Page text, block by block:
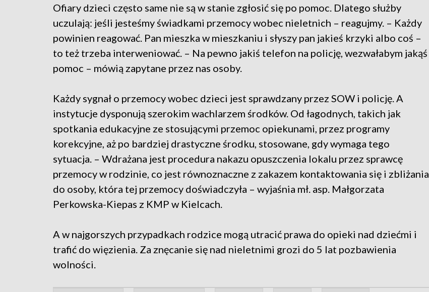
Ofiary dzieci często same nie są w stanie zgłosić się po pomoc. Dlatego służby
uczulają: jeśli jesteśmy świadkami przemocy wobec nieletnich – reagujmy. – Każdy
powinien reagować. Pan mieszka w mieszkaniu i słyszy pan jakieś krzyki albo coś –
to też trzeba interweniować. – Na pewno jakiś telefon na policję, wezwałabym jakąś
pomoc – mówią zapytane przez nas osoby.
Każdy sygnał o przemocy wobec dzieci jest sprawdzany przez SOW i policję. A
instytucje dysponują szerokim wachlarzem środków. Od łagodnych, takich jak
spotkania edukacyjne ze stosującymi przemoc opiekunami, przez programy
korekcyjne, aż po bardziej drastyczne środku, stosowane, gdy wymaga tego
sytuacja. – Wdrażana jest procedura nakazu opuszczenia lokalu przez sprawcę
przemocy w rodzinie, co jest równoznaczne z zakazem kontaktowania się i zbliżania
do osoby, która tej przemocy doświadczyła – wyjaśnia mł. asp. Małgorzata
Perkowska-Kiepas z KMP w Kielcach.
A w najgorszych przypadkach rodzice mogą utracić prawa do opieki nad dziećmi i
trafić do więzienia. Za znęcanie się nad nieletnimi grozi do 5 lat pozbawienia
wolności.